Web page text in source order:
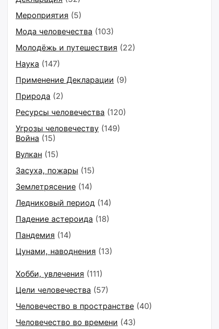
Мероприятия (5)
Мода человечества (103)
Молодёжь и путешествия (22)
Наука (147)
Применение Декларации (9)
Природа (2)
Ресурсы человечества (120)
Угрозы человечеству (149)
Война (15)
Вулкан (15)
Засуха, пожары (15)
Землетрясение (14)
Ледниковый период (14)
Падение астероида (18)
Пандемия (14)
Цунами, наводнения (13)
Хобби, увлечения (111)
Цели человечества (57)
Человечество в пространстве (40)
Человечество во времени (43)